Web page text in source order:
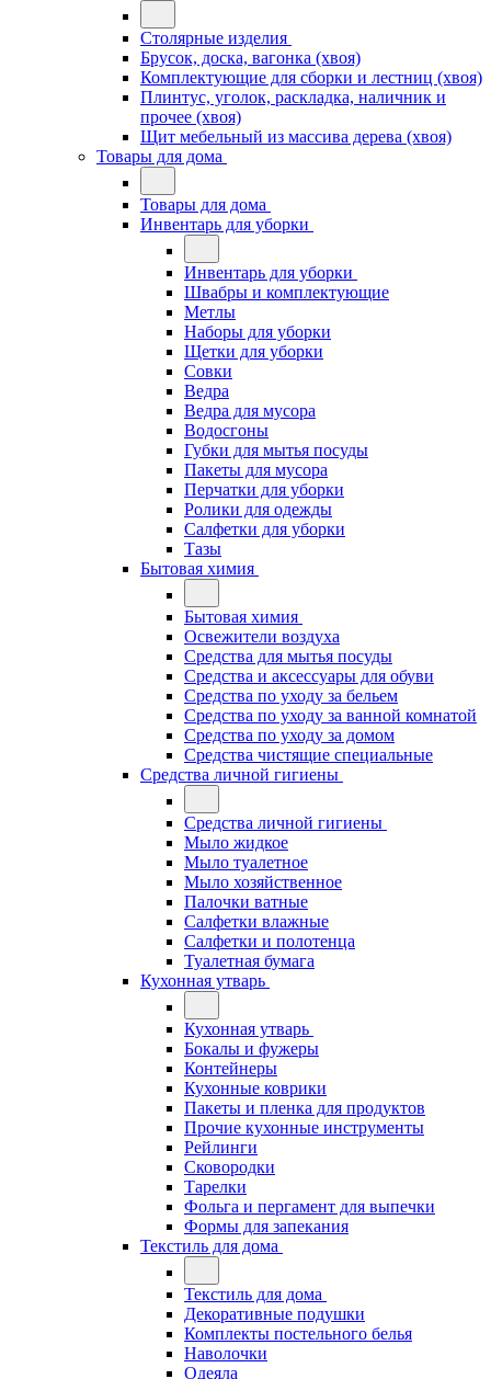
Столярные изделия
Брусок, доска, вагонка (хвоя)
Комплектующие для сборки и лестниц (хвоя)
Плинтус, уголок, раскладка, наличник и
прочее (хвоя)
Щит мебельный из массива дерева (хвоя)
Товары для дома
Товары для дома
Инвентарь для уборки
Инвентарь для уборки
Швабры и комплектующие
Метлы
Наборы для уборки
Щетки для уборки
Совки
Ведра
Ведра для мусора
Водосгоны
Губки для мытья посуды
Пакеты для мусора
Перчатки для уборки
Ролики для одежды
Салфетки для уборки
Тазы
Бытовая химия
Бытовая химия
Освежители воздуха
Средства для мытья посуды
Средства и аксессуары для обуви
Средства по уходу за бельем
Средства по уходу за ванной комнатой
Средства по уходу за домом
Средства чистящие специальные
Средства личной гигиены
Средства личной гигиены
Мыло жидкое
Мыло туалетное
Мыло хозяйственное
Палочки ватные
Салфетки влажные
Салфетки и полотенца
Туалетная бумага
Кухонная утварь
Кухонная утварь
Бокалы и фужеры
Контейнеры
Кухонные коврики
Пакеты и пленка для продуктов
Прочие кухонные инструменты
Рейлинги
Сковородки
Тарелки
Фольга и пергамент для выпечки
Формы для запекания
Текстиль для дома
Текстиль для дома
Декоративные подушки
Комплекты постельного белья
Наволочки
Одеяла